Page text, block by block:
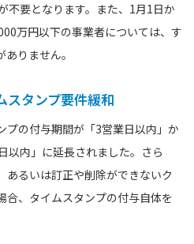
不要となります。また、1月1日か
万円以下の事業者については、す
りません。
スタンプ要件緩和
プの付与期間が「3営業日以内」か
以内」に延長されました。さら
あるいは訂正や削除ができないク
合、タイムスタンプの付与自体を